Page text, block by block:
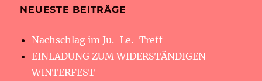
NEUESTE BEITRÄGE
Nachschlag im Ju.-Le.-Treff
EINLADUNG ZUM WIDERSTÄNDIGEN
WINTERFEST